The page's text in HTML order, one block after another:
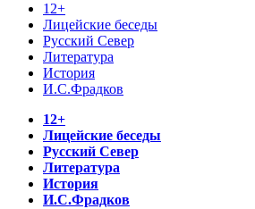
12+
Лицейские беседы
Русский Север
Литература
История
И.С.Фрадков
12+
Лицейские беседы
Русский Север
Литература
История
И.С.Фрадков